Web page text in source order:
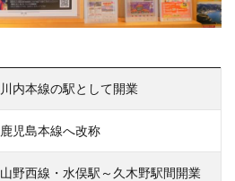
川内本線の駅として開業
鹿児島本線へ改称
山野西線・水俣駅～久木野駅間開業